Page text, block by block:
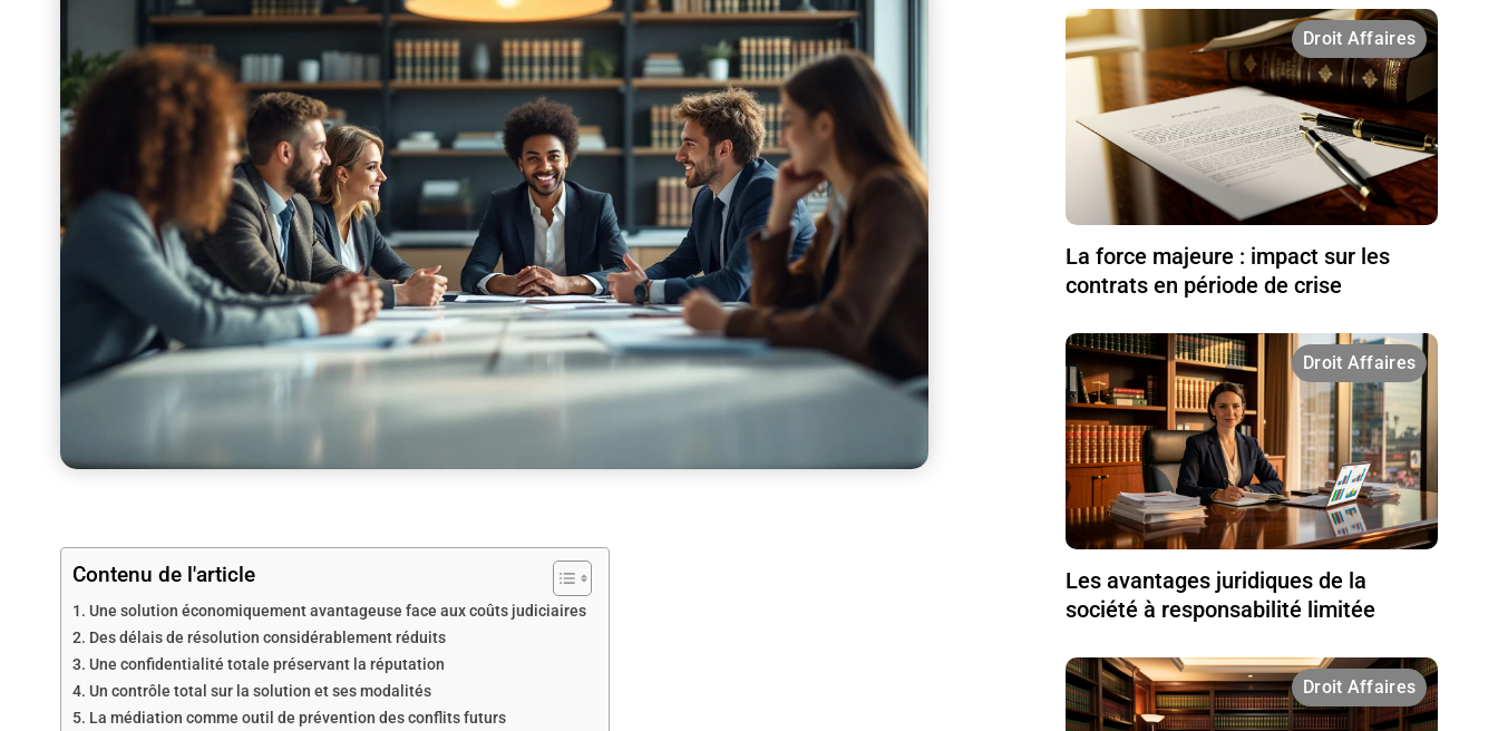
Contenu de l'article
Une solution économiquement avantageuse face aux coûts judiciaires
Des délais de résolution considérablement réduits
Une confidentialité totale préservant la réputation
Un contrôle total sur la solution et ses modalités
La médiation comme outil de prévention des conflits futurs
Droit Affaires
La force majeure : impact sur les
contrats en période de crise
Droit Affaires
Les avantages juridiques de la
société à responsabilité limitée
Droit Affaires